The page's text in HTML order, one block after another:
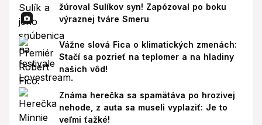
žúroval Sulíkov syn! Zapózoval po boku
výraznej tváre Smeru
Vážne slová Fica o klimatických zmenách:
Stačí sa pozrieť na teplomer a na hladiny
našich vôd!
Známa herečka sa spamätáva po hrozivej
nehode, z auta sa museli vyplaziť: Je to
veľmi ťažké!